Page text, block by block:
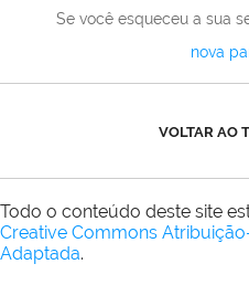
Se você esqueceu a sua
nova
VOLTAR AO
Todo o conteúdo deste site
Creative Commons
Adaptada.